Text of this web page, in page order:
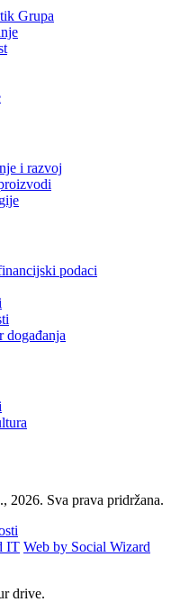
Grupa
i razvoj
podaci
događanja
2026. Sva prava pridržana.
IT Web by Social Wizard
drive.